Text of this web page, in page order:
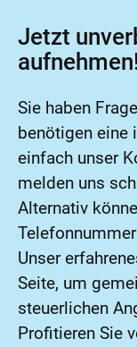
Jetzt
Sie haben
benötigen eine
einfach unser
melden uns
Alternativ
Telefonnummer
Unser
Seite, um
steuerlichen
Profitieren Sie